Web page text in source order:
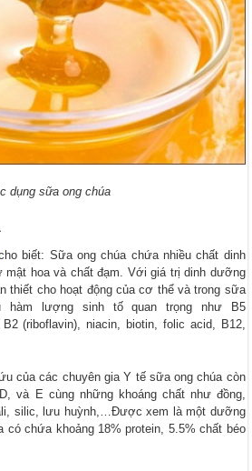
dụng sữa ong chúa
biết: Sữa ong chúa chứa nhiều chất dinh
hoa và chất đạm. Với giá trị dinh dưỡng
thiết cho hoạt động của cơ thể và trong sữa
hàm lượng sinh tố quan trọng như B5
(riboflavin), niacin, biotin, folic acid, B12,
của các chuyên gia Y tế sữa ong chúa còn
và E cùng những khoáng chất như đồng,
silic, lưu huỳnh,…Được xem là một dưỡng
có chứa khoảng 18% protein, 5.5% chất béo